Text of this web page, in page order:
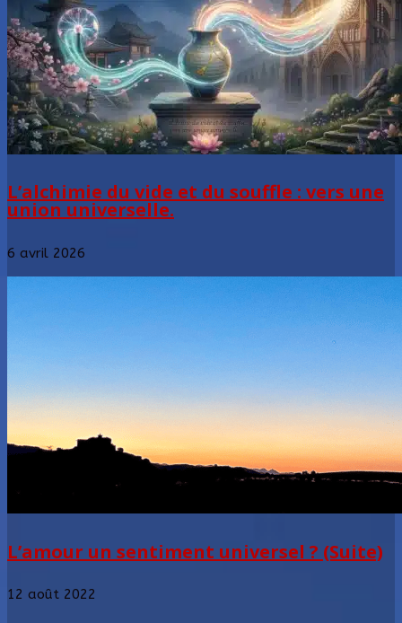
L’alchimie du vide et du souffle : vers une
union universelle.
6 avril 2026
L’amour un sentiment universel ? (Suite)
12 août 2022